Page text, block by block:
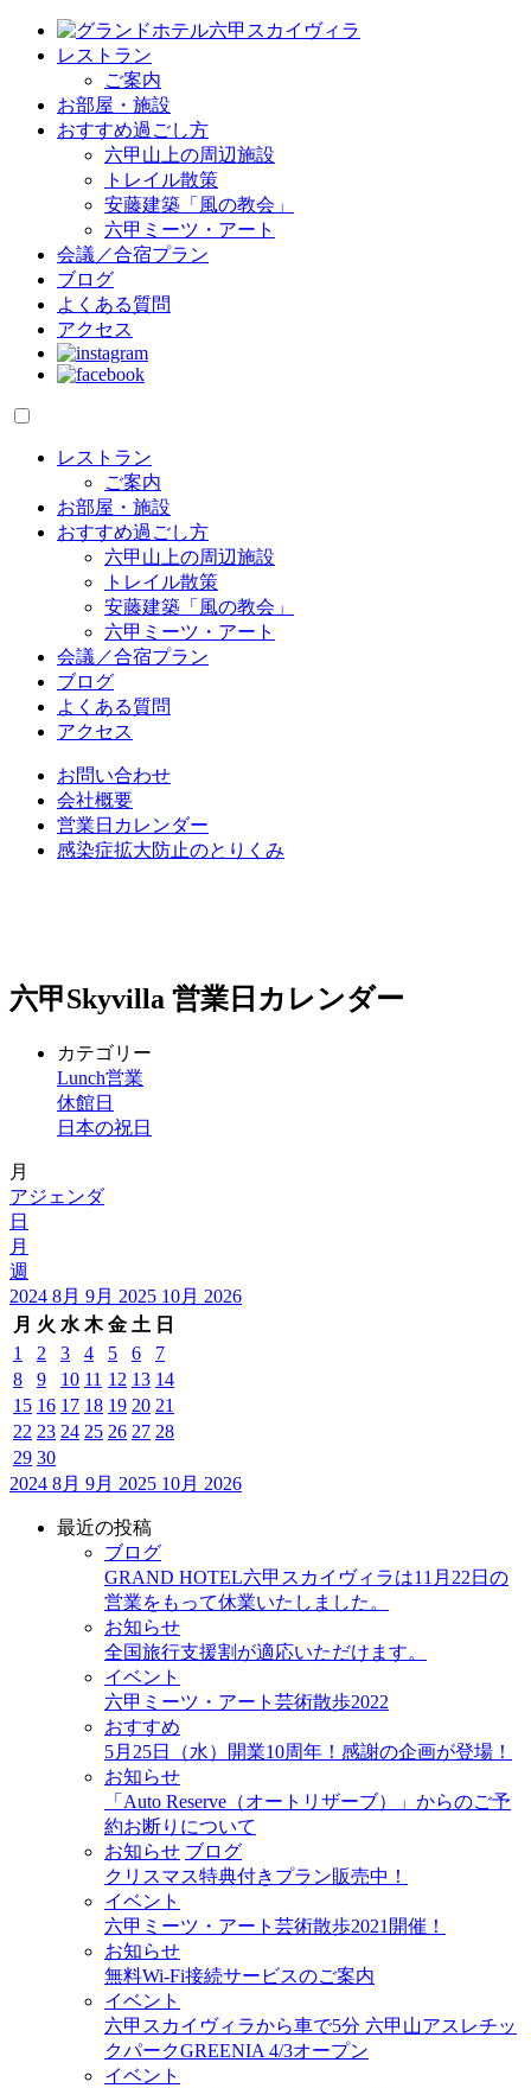
レストラン
ご案内
お部屋・施設
おすすめ過ごし方
六甲山上の周辺施設
トレイル散策
安藤建築「風の教会」
六甲ミーツ・アート
会議／合宿プラン
ブログ
よくある質問
アクセス
レストラン
ご案内
お部屋・施設
おすすめ過ごし方
六甲山上の周辺施設
トレイル散策
安藤建築「風の教会」
六甲ミーツ・アート
会議／合宿プラン
ブログ
よくある質問
アクセス
お問い合わせ
会社概要
営業日カレンダー
感染症拡大防止のとりくみ
六甲Skyvilla 営業日カレンダー
カテゴリー
Lunch営業
休館日
日本の祝日
月
アジェンダ
日
月
週
2024 8月 9月 2025 10月 2026
月 火 水 木 金 土 日
1
2 3 4 5 6
7
8
9 10 11 12 13 14
15 16 17 18 19 20 21
22 23 24 25 26 27 28
29 30
2024 8月 9月 2025 10月 2026
最近の投稿
ブログ
GRAND HOTEL六甲スカイヴィラは11月22日の
営業をもって休業いたしました。
お知らせ
全国旅行支援割が適応いただけます。
イベント
六甲ミーツ・アート芸術散歩2022
おすすめ
5月25日（水）開業10周年！感謝の企画が登場！
お知らせ
「Auto Reserve（オートリザーブ）」からのご予
約お断りについて
お知らせ ブログ
クリスマス特典付きプラン販売中！
イベント
六甲ミーツ・アート芸術散歩2021開催！
お知らせ
無料Wi-Fi接続サービスのご案内
イベント
六甲スカイヴィラから車で5分 六甲山アスレチッ
クパークGREENIA 4/3オープン
イベント